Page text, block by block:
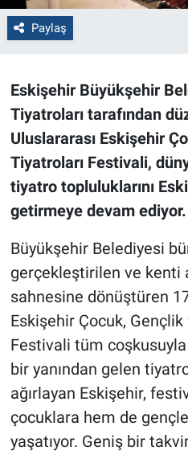
Paylaş
Eskişehir Büyükşehir
Tiyatroları tarafından
Uluslararası Eskişehir
Tiyatroları Festivali,
tiyatro topluluklarını
getirmeye devam ediyor.
Büyükşehir Belediyesi
gerçekleştirilen ve kenti
sahnesine dönüştüren
Eskişehir Çocuk,
Festivali tüm
bir yanından gelen
ağırlayan Eskişehir,
çocuklara hem de
yaşatıyor. Geniş bir
Gezi
Çevre
Yerel
Magazin